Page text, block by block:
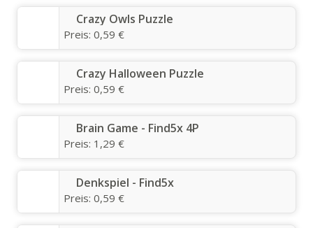
Crazy Owls Puzzle
Preis: 0,59 €
Crazy Halloween Puzzle
Preis: 0,59 €
Brain Game - Find5x 4P
Preis: 1,29 €
Denkspiel - Find5x
Preis: 0,59 €